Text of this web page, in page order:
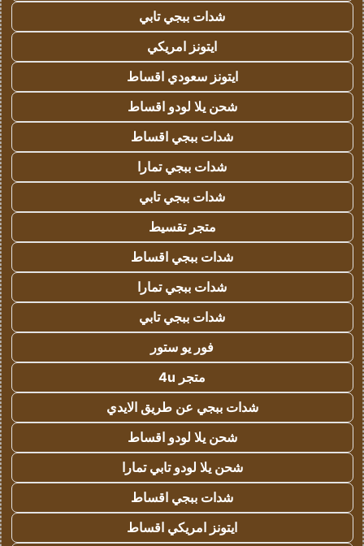
شدات ببجي تابي
ايتونز امريكي
ايتونز سعودي اقساط
شحن يلا لودو اقساط
شدات ببجي اقساط
شدات ببجي تمارا
شدات ببجي تابي
متجر تقسيط
شدات ببجي اقساط
شدات ببجي تمارا
شدات ببجي تابي
فور يو ستور
متجر 4u
شدات ببجي عن طريق الايدي
شحن يلا لودو اقساط
شحن يلا لودو تابي تمارا
شدات ببجي اقساط
ايتونز امريكي اقساط